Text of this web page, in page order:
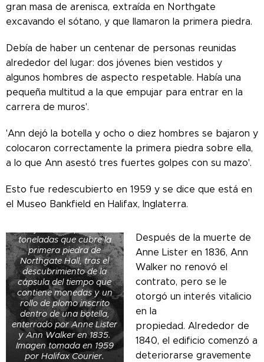
gran masa de arenisca, extraída en Northgate
excavando el sótano, y que llamaron la primera piedra.
Debía de haber un centenar de personas reunidas
alrededor del lugar: dos jóvenes bien vestidos y
algunos hombres de aspecto respetable. Había una
pequeña multitud a la que empujar para entrar en la
carrera de muros'.
'Ann dejó la botella y ocho o diez hombres se bajaron y
colocaron correctamente la primera piedra sobre ella,
a lo que Ann asestó tres fuertes golpes con su mazo'.
Esto fue redescubierto en 1959 y se dice que está en
el Museo Bankfield en Halifax, Inglaterra.
demolición de Halifax
toneladas que cubre la
primera piedra de
Northgate Hall, tras el
descubrimiento de la
cápsula del tiempo que
contiene monedas y un
rollo de plomo inscrito
dentro de una botella,
enterrado por Anne Lister
y Ann Walker en 1835.
Imagen tomada en 1959
por Halifax Courier.
Después de la muerte de
Anne Lister en 1836, Ann
Walker no renovó el
contrato, pero se le
otorgó un interés vitalicio
en la
propiedad. Alrededor de
1840, el edificio comenzó a
deteriorarse gravemente